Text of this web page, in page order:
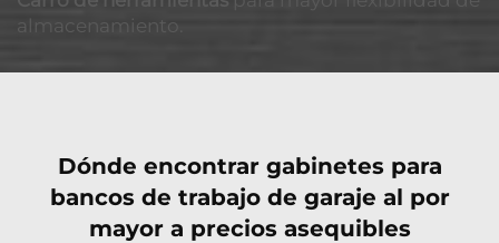
almacenamiento.
Dónde encontrar gabinetes para
bancos de trabajo de garaje al por
mayor a precios asequibles